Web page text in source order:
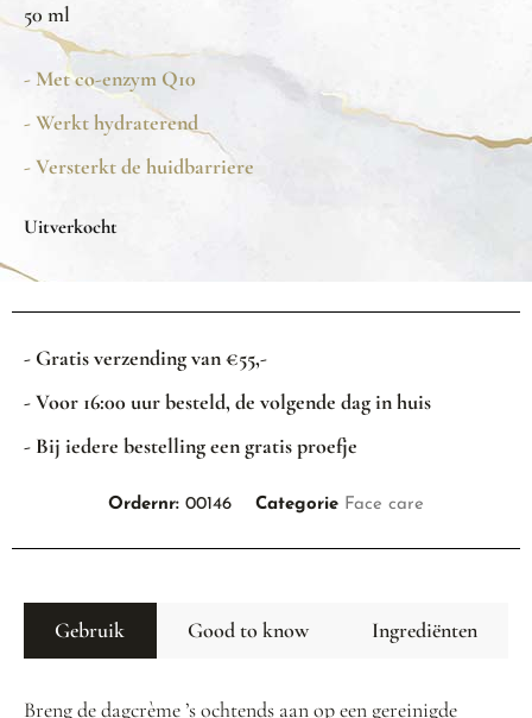
50 ml
- Met co-enzym Q10
- Werkt hydraterend
- Versterkt de huidbarriere
Uitverkocht
- Gratis verzending van €55,-
- Voor 16:00 uur besteld, de volgende dag in huis
- Bij iedere bestelling een gratis proefje
Ordernr: 00146 Categorie Face care
Gebruik Good to know Ingrediënten
Breng de dagcrème ’s ochtends aan op een gereinigde